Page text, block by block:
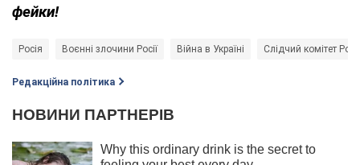
фейки!
Росія Воєнні злочини Росії Війна в Україні Слідчий комітет
Редакційна політика